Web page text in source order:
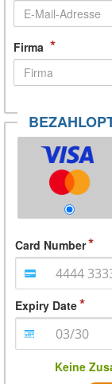
Firma *
Card Number
Expiry Date
Keine